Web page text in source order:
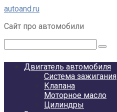
Перейти
контенту
autoand.ru
Сайт про автомобили
Двигатель автомобиля
Система зажигания
Клапана
Моторное масло
Цилиндры